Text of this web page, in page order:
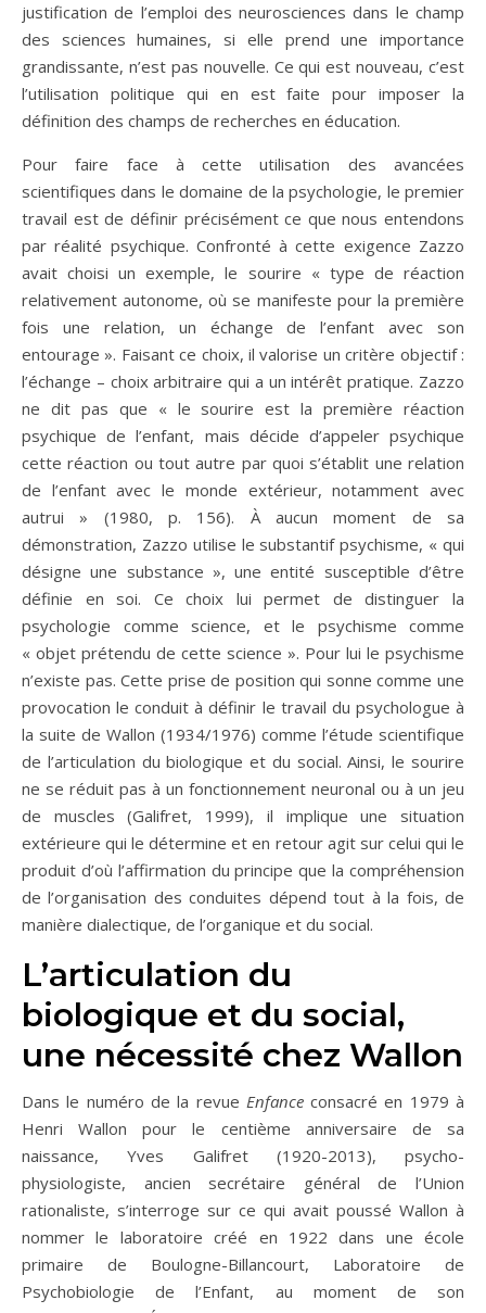
justification de l’emploi des neurosciences dans le champ
des sciences humaines, si elle prend une importance
grandissante, n’est pas nouvelle. Ce qui est nouveau, c’est
l’utilisation politique qui en est faite pour imposer la
définition des champs de recherches en éducation.
Pour faire face à cette utilisation des avancées
scientifiques dans le domaine de la psychologie, le premier
travail est de définir précisément ce que nous entendons
par réalité psychique. Confronté à cette exigence Zazzo
avait choisi un exemple, le sourire « type de réaction
relativement autonome, où se manifeste pour la première
fois une relation, un échange de l’enfant avec son
entourage ». Faisant ce choix, il valorise un critère objectif :
l’échange – choix arbitraire qui a un intérêt pratique. Zazzo
ne dit pas que « le sourire est la première réaction
psychique de l’enfant, mais décide d’appeler psychique
cette réaction ou tout autre par quoi s’établit une relation
de l’enfant avec le monde extérieur, notamment avec
autrui » (1980, p. 156). À aucun moment de sa
démonstration, Zazzo utilise le substantif psychisme, « qui
désigne une substance », une entité susceptible d’être
définie en soi. Ce choix lui permet de distinguer la
psychologie comme science, et le psychisme comme
« objet prétendu de cette science ». Pour lui le psychisme
n’existe pas. Cette prise de position qui sonne comme une
provocation le conduit à définir le travail du psychologue à
la suite de Wallon (1934/1976) comme l’étude scientifique
de l’articulation du biologique et du social. Ainsi, le sourire
ne se réduit pas à un fonctionnement neuronal ou à un jeu
de muscles (Galifret, 1999), il implique une situation
extérieure qui le détermine et en retour agit sur celui qui le
produit d’où l’affirmation du principe que la compréhension
de l’organisation des conduites dépend tout à la fois, de
manière dialectique, de l’organique et du social.
L’articulation du
biologique et du social,
une nécessité chez Wallon
Dans le numéro de la revue Enfanceconsacré en 1979 à
Henri Wallon pour le centième anniversaire de sa
naissance, Yves Galifret (1920-2013), psycho-
physiologiste, ancien secrétaire général de l’Union
rationaliste, s’interroge sur ce qui avait poussé Wallon à
nommer le laboratoire créé en 1922 dans une école
primaire de Boulogne-Billancourt, Laboratoire de
Psychobiologie de l’Enfant, au moment de son